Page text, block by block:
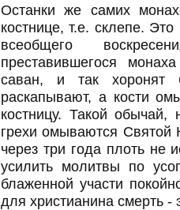
Останки же самих
костнице, т.е. склепе.
всеобщего
преставившегося
саван, и так хоронят
раскапывают, а кости
костницу. Такой обычай,
грехи омываются Святой
через три года плоть не
усилить молитвы по
блаженной участи
для христианина смерть -